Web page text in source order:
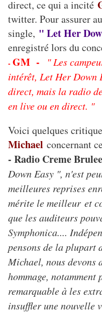
direct, ce qui a incité
twitter. Pour assurer
single, " Let Her
enregistré lors du
- GM -
" Les
intérêt, Let Her Down
direct, mais la radio
en live ou en direct. "
Voici quelques
Michael concernant
- Radio Creme
Down Easy ", n'est
meilleures reprises
mérite le meilleur et
que les auditeurs
Symphonica....
pensons de la plupart
Michael, nous devons
hommage, notamment
remarquable à les
insuffler une nouvelle